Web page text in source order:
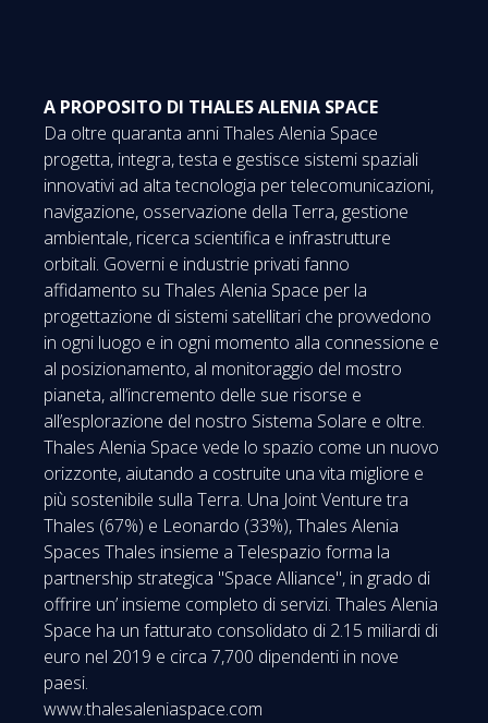
A PROPOSITO DI THALES ALENIA SPACE
Da oltre quaranta anni Thales Alenia Space
progetta, integra, testa e gestisce sistemi spaziali
innovativi ad alta tecnologia per telecomunicazioni,
navigazione, osservazione della Terra, gestione
ambientale, ricerca scientifica e infrastrutture
orbitali. Governi e industrie privati fanno
affidamento su Thales Alenia Space per la
progettazione di sistemi satellitari che provvedono
in ogni luogo e in ogni momento alla connessione e
al posizionamento, al monitoraggio del mostro
pianeta, all’incremento delle sue risorse e
all’esplorazione del nostro Sistema Solare e oltre.
Thales Alenia Space vede lo spazio come un nuovo
orizzonte, aiutando a costruite una vita migliore e
più sostenibile sulla Terra. Una Joint Venture tra
Thales (67%) e Leonardo (33%), Thales Alenia
Spaces Thales insieme a Telespazio forma la
partnership strategica "Space Alliance", in grado di
offrire un’ insieme completo di servizi. Thales Alenia
Space ha un fatturato consolidato di 2.15 miliardi di
euro nel 2019 e circa 7,700 dipendenti in nove
paesi.
www.thalesaleniaspace.com